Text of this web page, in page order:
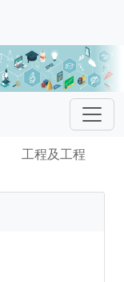
工程及工程